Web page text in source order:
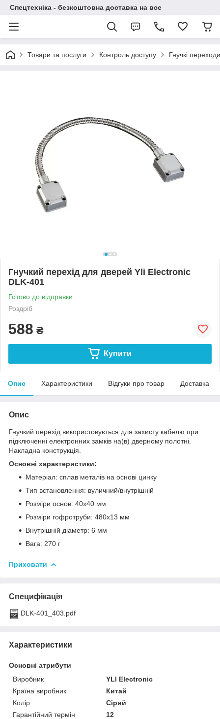
Спецтехніка - безкоштовна доставка на все
Товари та послуги Контроль доступу Гнучкі
Гнучкий перехід для дверей Yli Electronic
DLK-401
Готово до відправки
Роздріб
588 ₴
Купити
Опис Характеристики Відгуки про товар Доставка
Опис
Гнучкий перехід використовується для захисту кабелю при
підключенні електронних замків на(в) дверному полотні.
Накладна конструкція.
Основні характеристики:
Матеріал: сплав металів на основі цинку
Тип встановлення: вуличний/внутрішній
Розміри основ: 40х40 мм
Розміри гофротруби: 480х13 мм
Внутрішній діаметр: 6 мм
Вага: 270 г
Приховати
Специфікація
DLK-401_403.pdf
Характеристики
Основні атрибути
Виробник
YLI Electronic
Країна виробник
Китай
Колір
Сірий
Гарантійний термін
12